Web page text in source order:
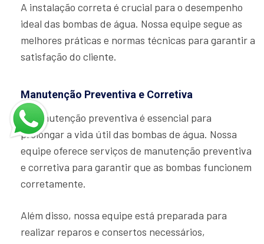
A instalação correta é crucial para o desempenho
ideal das bombas de água. Nossa equipe segue as
melhores práticas e normas técnicas para garantir a
satisfação do cliente.
Manutenção Preventiva e Corretiva
A manutenção preventiva é essencial para
prolongar a vida útil das bombas de água. Nossa
equipe oferece serviços de manutenção preventiva
e corretiva para garantir que as bombas funcionem
corretamente.
Além disso, nossa equipe está preparada para
realizar reparos e consertos necessários,